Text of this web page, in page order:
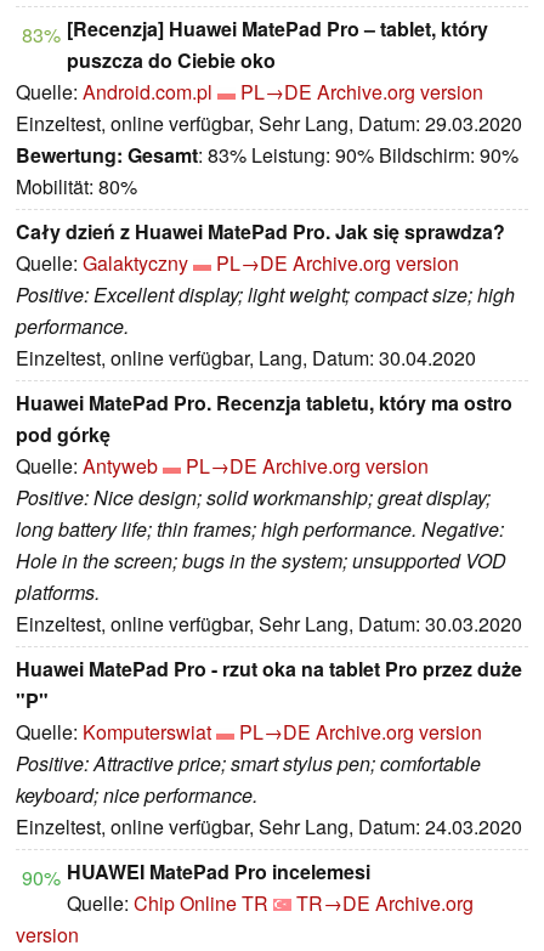
83% [Recenzja] Huawei MatePad Pro – tablet, który
puszcza do Ciebie oko
Quelle: Android.com.pl PL→DE Archive.org version
Einzeltest, online verfügbar, Sehr Lang, Datum: 29.03.2020
Bewertung: Gesamt: 83% Leistung: 90% Bildschirm: 90%
Mobilität: 80%
Cały dzień z Huawei MatePad Pro. Jak się sprawdza?
Quelle: Galaktyczny PL→DE Archive.org version
Positive: Excellent display; light weight; compact size; high
performance.
Einzeltest, online verfügbar, Lang, Datum: 30.04.2020
Huawei MatePad Pro. Recenzja tabletu, który ma ostro
pod górkę
Quelle: Antyweb PL→DE Archive.org version
Positive: Nice design; solid workmanship; great display;
long battery life; thin frames; high performance. Negative:
Hole in the screen; bugs in the system; unsupported VOD
platforms.
Einzeltest, online verfügbar, Sehr Lang, Datum: 30.03.2020
Huawei MatePad Pro - rzut oka na tablet Pro przez duże
"P"
Quelle: Komputerswiat PL→DE Archive.org version
Positive: Attractive price; smart stylus pen; comfortable
keyboard; nice performance.
Einzeltest, online verfügbar, Sehr Lang, Datum: 24.03.2020
90% HUAWEI MatePad Pro incelemesi
Quelle: Chip Online TR TR→DE Archive.org
version